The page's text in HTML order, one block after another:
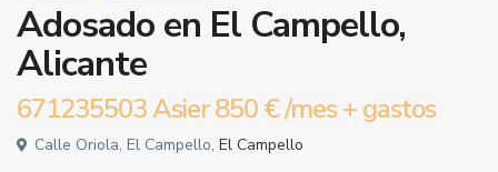
Adosado en El Campello,
Alicante
671235503 Asier850 €/mes + gastos
Calle Oriola, El Campello, El Campello